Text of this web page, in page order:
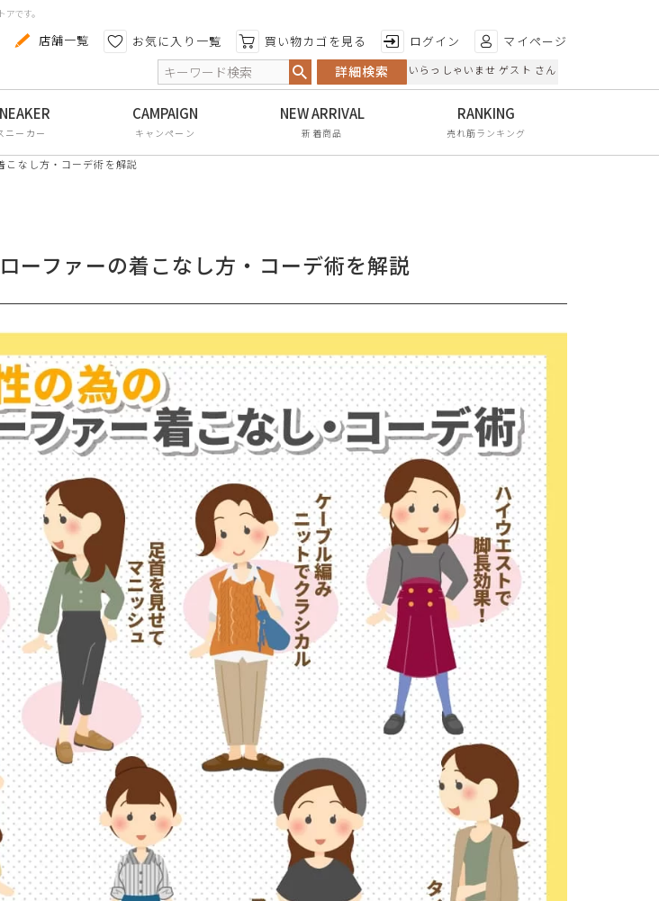
です。
店舗一覧 お気に入り一覧 買い物カゴを見る ログイン マイページ
詳細検索 いらっしゃいませ ゲスト さん
ニーカー キャンペーン 新着商品 売れ筋ランキング
こなし方・コーデ術を解説
ーファーの着こなし方・コーデ術を解説
色から探す 特徴から探す
日本製
手染め
甲高・幅広
屈曲性
エイジレス